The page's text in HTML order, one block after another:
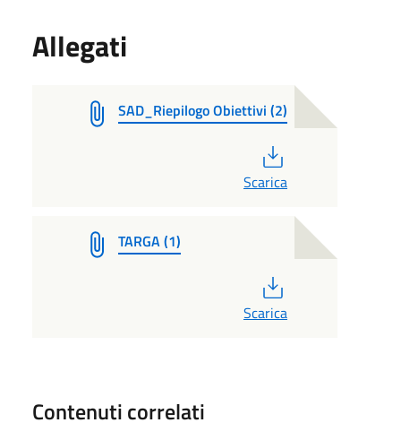
Allegati
SAD_Riepilogo Obiettivi (2)
Scarica
TARGA (1)
Scarica
Contenuti correlati